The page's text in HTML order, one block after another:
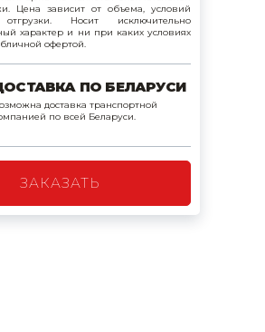
Цена зависит от объема, условий
Носит исключительно
характер и ни при каких условиях
офертой.
ПО БЕЛАРУСИ
доставка транспортной
по всей Беларуси.
ЗАКАЗАТЬ